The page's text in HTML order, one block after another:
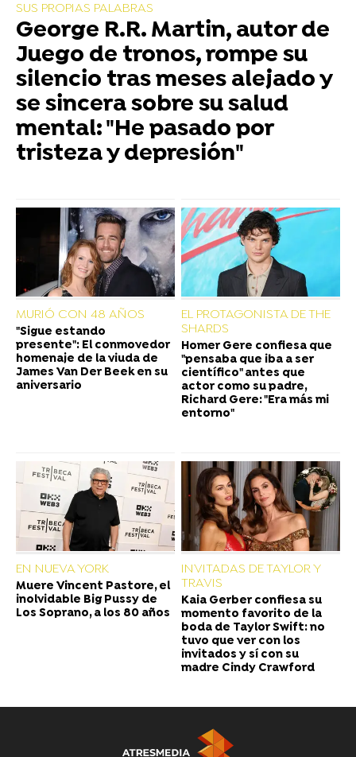
SUS PROPIAS PALABRAS
George R.R. Martin, autor de
Juego de tronos, rompe su
silencio tras meses alejado y
se sincera sobre su salud
mental: "He pasado por
tristeza y depresión"
MURIÓ CON 48 AÑOS
"Sigue estando
presente": El conmovedor
homenaje de la viuda de
James Van Der Beek en su
aniversario
EL PROTAGONISTA DE THE
SHARDS
Homer Gere confiesa que
"pensaba que iba a ser
científico" antes que
actor como su padre,
Richard Gere: "Era más mi
entorno"
EN NUEVA YORK
Muere Vincent Pastore, el
inolvidable Big Pussy de
Los Soprano, a los 80 años
INVITADAS DE TAYLOR Y
TRAVIS
Kaia Gerber confiesa su
momento favorito de la
boda de Taylor Swift: no
tuvo que ver con los
invitados y sí con su
madre Cindy Crawford